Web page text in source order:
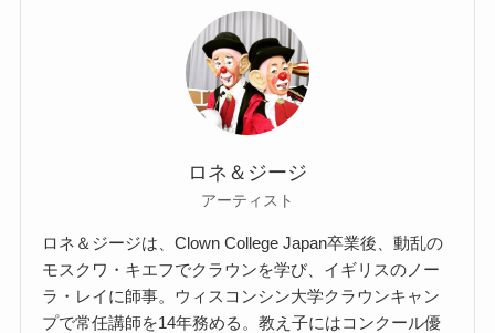
ロネ＆ジージ
アーティスト
ロネ＆ジージは、Clown College Japan卒業後、動乱の
モスクワ・キエフでクラウンを学び、イギリスのノー
ラ・レイに師事。ウィスコンシン大学クラウンキャン
プで常任講師を14年務める。教え子にはコンクール優